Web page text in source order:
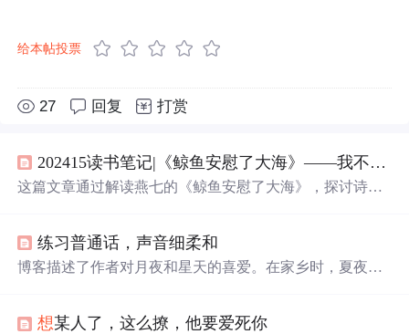
给本帖投票
27 回复 打赏
202415读书笔记|《鲸鱼安慰了大海》——我不
知道
这篇文章通过解读燕七的《鲸鱼安慰了大海》，探讨诗意
和感悟，以及对简单美好的追求。
练习普通话，声音细柔和
博客描述了作者对月夜和星天的喜爱。在家乡时，夏夜庭
还觉得星星 像朋友在交谈。
想某人了，这么撩，他要爱死你